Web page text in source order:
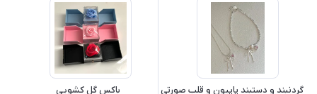
گردنبند و دستبند پاپیون و قلب صورتی باکس گل کشویی